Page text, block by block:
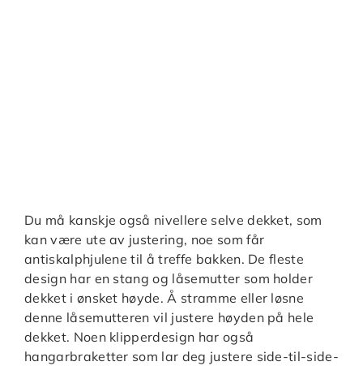
Du må kanskje også nivellere selve dekket, som
kan være ute av justering, noe som får
antiskalphjulene til å treffe bakken. De fleste
design har en stang og låsemutter som holder
dekket i ønsket høyde. Å stramme eller løsne
denne låsemutteren vil justere høyden på hele
dekket. Noen klipperdesign har også
hangarbraketter som lar deg justere side-til-side-